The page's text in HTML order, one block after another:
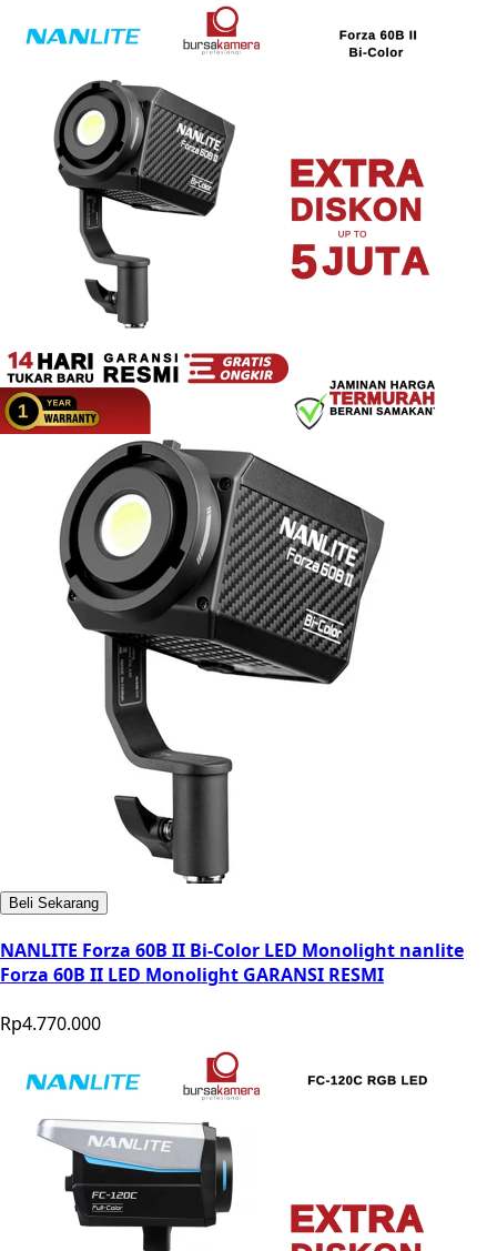
Beli Sekarang
NANLITE Forza 60B II Bi-Color LED Monolight nanlite
Forza 60B II LED Monolight GARANSI RESMI
Rp4.770.000